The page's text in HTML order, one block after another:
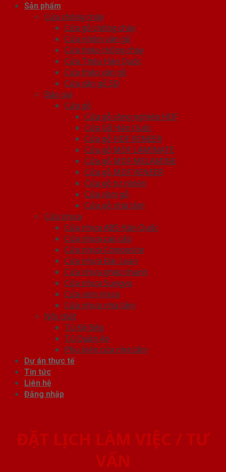
Sản phẩm
Cửa chống cháy
Cửa gỗ chống cháy
Cửa nhôm vân gỗ
Cửa thép chống cháy
Cửa Thép Hàn Quốc
Cửa thép vân gỗ
Cửa vân gỗ 5D
Báo giá
Cửa gỗ
Cửa gỗ công nghiệp HDF
Cửa Gỗ Hàn Quốc
Cửa gỗ HDF VENEER
Cửa gỗ MDF LAMINATE
Cửa gỗ MDF MELAMINE
Cửa gỗ MDF VENEER
Cửa gỗ tự nhiên
Cửa vòm gỗ
Cửa gỗ nhà tắm
Cửa nhựa
Cửa nhựa ABS Hàn Quốc
Cửa nhựa cao cấp
Cửa nhựa Composite
Cửa nhựa Đài Loan
Cửa nhựa ghép thanh
Cửa nhựa Sungyu
Cửa vòm nhựa
Cửa nhựa nhà tắm
Nội thất
Tủ Kệ Bếp
Tủ Quần Áo
Phụ kiện cửa nhà tắm
Dự án thực tế
Tin tức
Liên hệ
Đăng nhập
ĐẶT LỊCH LÀM VIỆC / TƯ
VẤN